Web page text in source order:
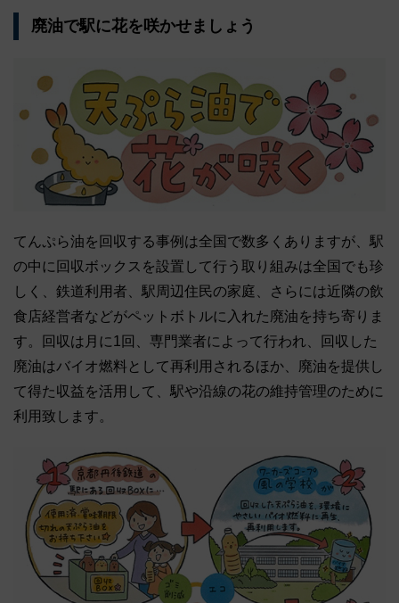
廃油で駅に花を咲かせましょう
てんぷら油を回収する事例は全国で数多くありますが、駅
の中に回収ボックスを設置して行う取り組みは全国でも珍
しく、鉄道利用者、駅周辺住民の家庭、さらには近隣の飲
食店経営者などがペットボトルに入れた廃油を持ち寄りま
す。回収は月に1回、専門業者によって行われ、回収した
廃油はバイオ燃料として再利用されるほか、廃油を提供し
て得た収益を活用して、駅や沿線の花の維持管理のために
利用致します。